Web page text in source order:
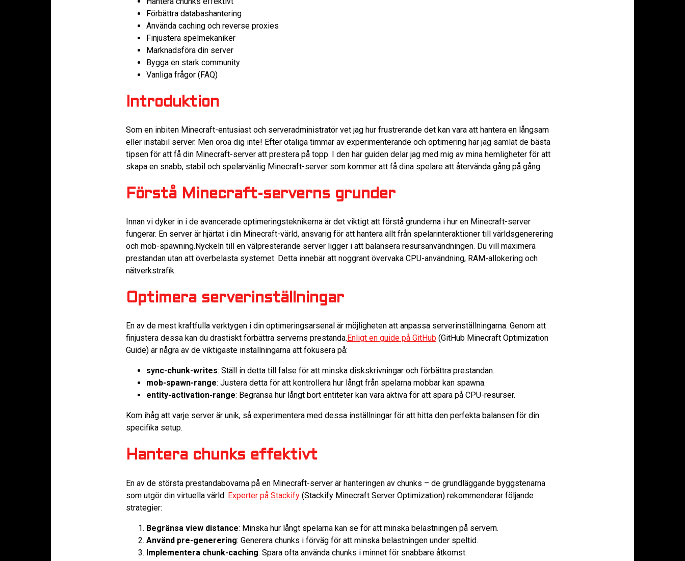
Förbättra databashantering
Använda caching och reverse proxies
Finjustera spelmekaniker
Marknadsföra din server
Bygga en stark community
Vanliga frågor (FAQ)
Introduktion
Som en inbiten Minecraft-entusiast och serveradministratör vet jag hur frustrerande det kan vara att hantera en långsam
eller instabil server. Men oroa dig inte! Efter otaliga timmar av experimenterande och optimering har jag samlat de bästa
tipsen för att få din Minecraft-server att prestera på topp. I den här guiden delar jag med mig av mina hemligheter för att
skapa en snabb, stabil och spelarvänlig Minecraft-server som kommer att få dina spelare att återvända gång på gång.
Förstå Minecraft-serverns grunder
Innan vi dyker in i de avancerade optimeringsteknikerna är det viktigt att förstå grunderna i hur en Minecraft-server
fungerar. En server är hjärtat i din Minecraft-värld, ansvarig för att hantera allt från spelarinteraktioner till världsgenerering
och mob-spawning.Nyckeln till en välpresterande server ligger i att balansera resursanvändningen. Du vill maximera
prestandan utan att överbelasta systemet. Detta innebär att noggrant övervaka CPU-användning, RAM-allokering och
nätverkstrafik.
Optimera serverinställningar
En av de mest kraftfulla verktygen i din optimeringsarsenal är möjligheten att anpassa serverinställningarna. Genom att
finjustera dessa kan du drastiskt förbättra serverns prestanda. Enligt en guide på GitHub (GitHub Minecraft Optimization
Guide) är några av de viktigaste inställningarna att fokusera på:
sync-chunk-writes: Ställ in detta till false för att minska diskskrivningar och förbättra prestandan.
mob-spawn-range: Justera detta för att kontrollera hur långt från spelarna mobbar kan spawna.
entity-activation-range: Begränsa hur långt bort entiteter kan vara aktiva för att spara på CPU-resurser.
Kom ihåg att varje server är unik, så experimentera med dessa inställningar för att hitta den perfekta balansen för din
specifika setup.
Hantera chunks effektivt
En av de största prestandabovarna på en Minecraft-server är hanteringen av chunks – de grundläggande byggstenarna
som utgör din virtuella värld. Experter på Stackify (Stackify Minecraft Server Optimization) rekommenderar följande
strategier:
Begränsa view distance: Minska hur långt spelarna kan se för att minska belastningen på servern.
Använd pre-generering: Generera chunks i förväg för att minska belastningen under speltid.
Implementera chunk-caching: Spara ofta använda chunks i minnet för snabbare åtkomst.